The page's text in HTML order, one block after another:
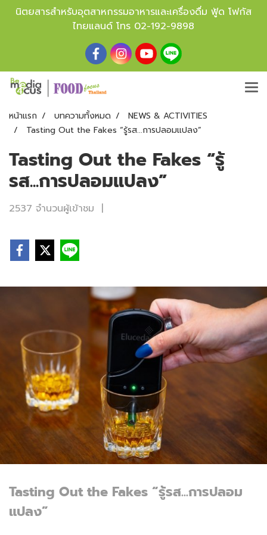
นิตยสารสำหรับอุตสาหกรรมอาหารและเครื่องดื่ม ฟู้ด โฟกัส
ไทยแลนด์ โทร 02-192-9898
หน้าแรก บทความทั้งหมด
NEWS & ACTIVITIES
Tasting Out the Fakes “รู้รส...การปลอมแปลง”
Tasting Out the Fakes “รู้
รส...การปลอมแปลง”
2537 จำนวนผู้เข้าชม |
Tasting Out the Fakes “รู้รส...การปลอม
แปลง”